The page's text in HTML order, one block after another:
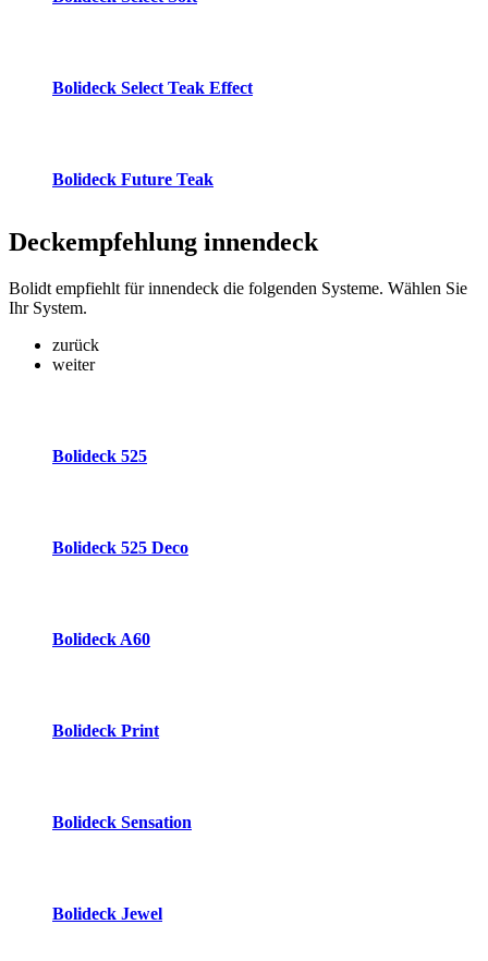
Bolideck Select Teak Effect
Bolideck Future Teak
Deckempfehlung innendeck
Bolidt empfiehlt für innendeck die folgenden Systeme. Wählen Sie
Ihr System.
zurück
weiter
Bolideck 525
Bolideck 525 Deco
Bolideck A60
Bolideck Print
Bolideck Sensation
Bolideck Jewel